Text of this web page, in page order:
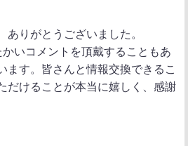
ありがとうございました。
いコメントを頂戴することもあ
ます。皆さんと情報交換できるこ
だけることが本当に嬉しく、感謝